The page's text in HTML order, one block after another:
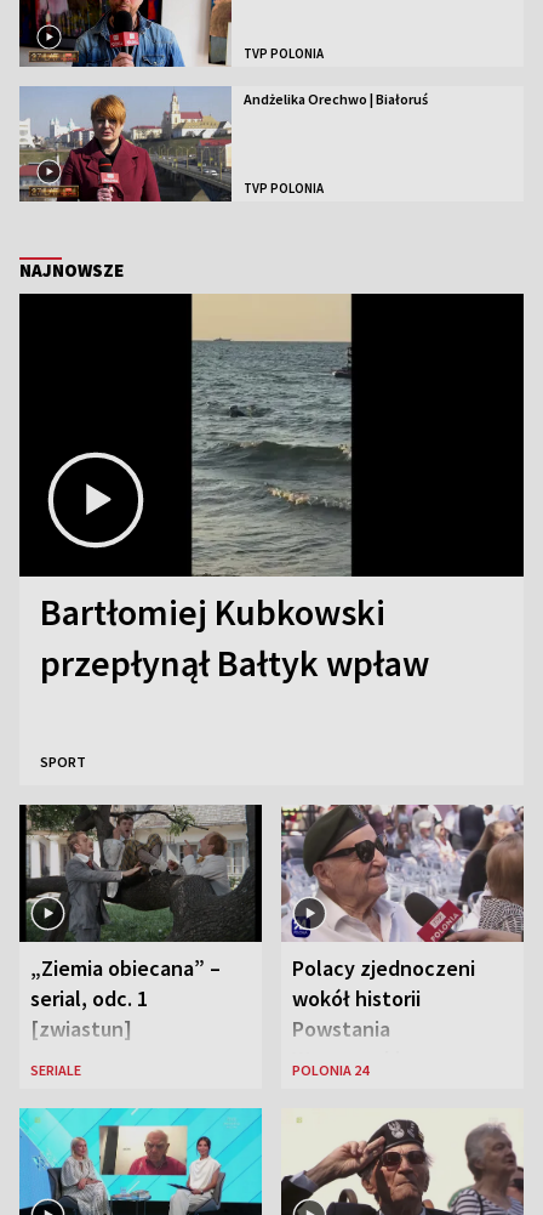
TVP POLONIA
Andżelika Orechwo | Białoruś
TVP POLONIA
NAJNOWSZE
Bartłomiej Kubkowski
przepłynął Bałtyk wpław
SPORT
„Ziemia obiecana” –
serial, odc. 1
[zwiastun]
SERIALE
Polacy zjednoczeni
wokół historii
Powstania
Warszawskiego
POLONIA 24